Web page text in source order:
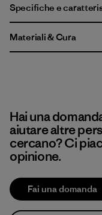
Specifiche e
Materiali & Cura
Hai una
aiutare altre
cercano? Ci
opinione.
Fai una domanda